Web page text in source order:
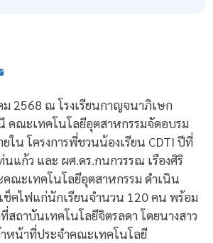
ม 2568 ณ โรงเรียนกาญจนาภิเษก
คณะเทคโนโลยีอุตสาหกรรมจัดอบรม
ยใน โครงการพี่ชวนน้องเรียน CDTI ปีที่
แก้ว และ ผศ.ดร.กนกวรรณ เรืองศิริ
ณะเทคโนโลยีอุตสาหกรรม ดำเนิน
ช็คไฟแก่นักเรียนจำนวน 120 คน พร้อม
ถาบันเทคโนโลยีจิตรลดา โดยนางสาว
หน้าที่ประจำคณะเทคโนโลยี